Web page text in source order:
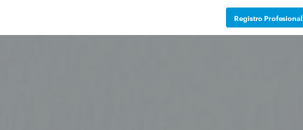
Registro Profesional